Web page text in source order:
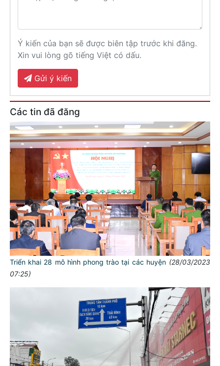
Ý kiến của bạn sẽ được biên tập trước khi đăng.
Xin vui lòng gõ tiếng Việt có dấu.
Gửi ý kiến
Các tin đã đăng
Triển khai 28 mô hình phong trào tại các huyện (28/03/2023
07:25)